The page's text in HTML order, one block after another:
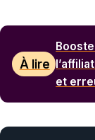
À lire
et